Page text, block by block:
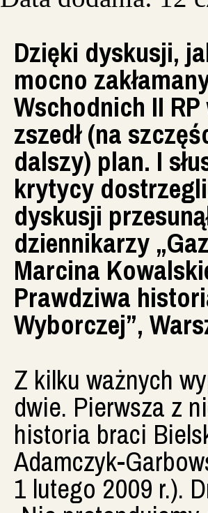
Dzięki dyskusji,
mocno
Wschodnich II
zszedł (na
dalszy) plan. I
krytycy
dyskusji
dziennikarzy
Marcina
Prawdziwa
Wyborczej”,
Z kilku ważnych
dwie. Pierwsza z
historia braci
Adamczyk-
1 lutego 2009 r.).